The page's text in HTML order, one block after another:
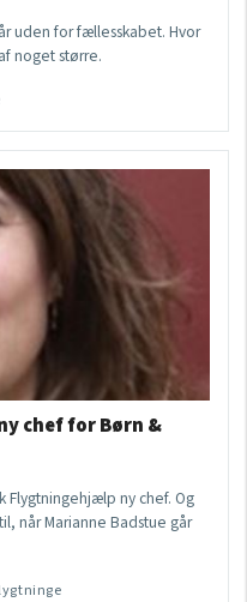
uden for fællesskabet. Hvor
noget større.
chef for Børn &
Flygtningehjælp ny chef. Og
når Marianne Badstue går